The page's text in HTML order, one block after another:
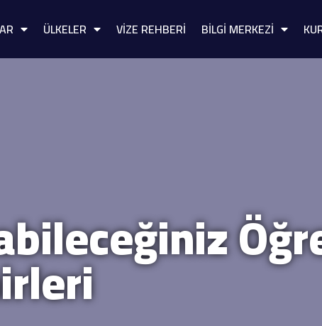
ÜLKELER VİZE REHBERİ BİLGİ MERKEZİ